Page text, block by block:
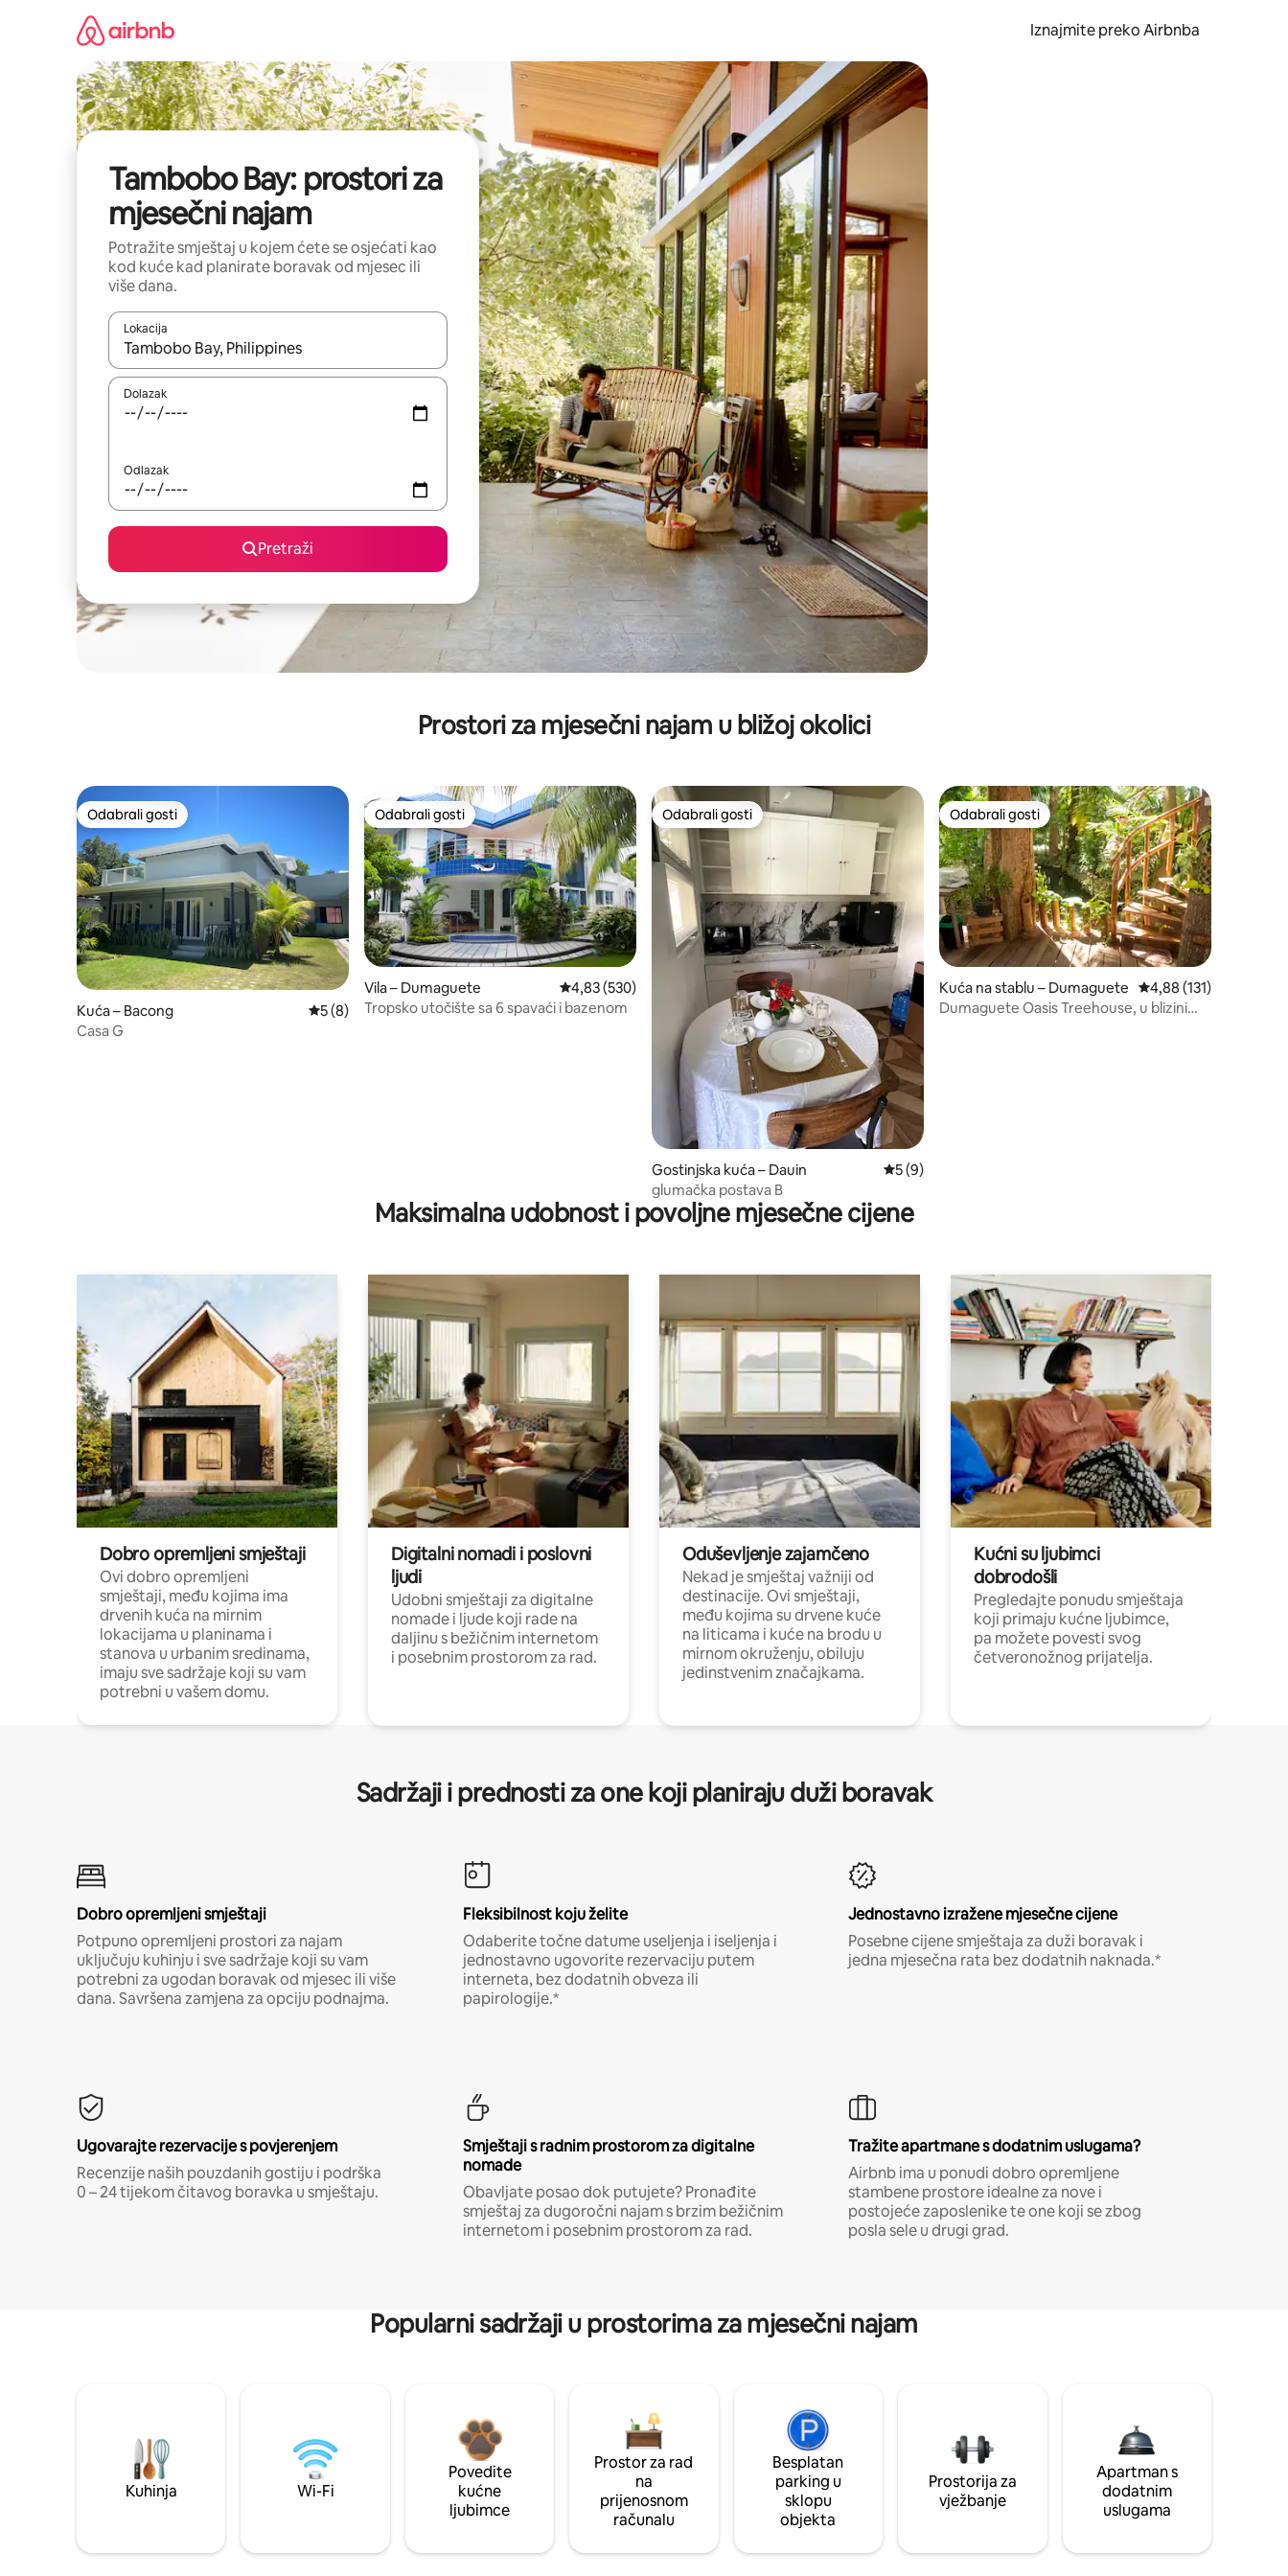
Iznajmite preko Airbnba
Tambobo Bay: prostori za
mjesečni najam
Potražite smještaj u kojem ćete se osjećati kao
kod kuće kad planirate boravak od mjesec ili
više dana.
Lokacija
Kada budu dostupni rezultati, moći ćete ih pregledati koristeći se strelicama prema gore i prema dolje, kao i dodirom ili prelaskom prstom po zaslonu.
Dolazak
Odlazak
Pretraži
Prostori za mjesečni najam u bližoj okolici
Odabrali gosti
Odabrali gosti
Kuća – Bacong Prosječna ocjena: 5/5, recenzija: 8
5 (8)
Casa G
Odabrali gosti
Odabrali gosti
Vila – Dumaguete Prosječna ocjena: 4,83/5, recenzija: 530
4,83 (530)
Tropsko utočište sa 6 spavaći i bazenom
Odabrali gosti
Odabrali gosti
Gostinjska kuća – Dauin Prosječna ocjena: 5/5, recenzija: 9
5 (9)
glumačka postava B
Odabrali gosti
Odabrali gosti
Kuća na stablu – Dumaguete Prosječna ocjena:
4,88 (131)
Dumaguete Oasis Treehouse, u blizini
Maksimalna udobnost i povoljne mjesečne cijene
Dobro opremljeni smještaji
Ovi dobro opremljeni
smještaji, među kojima ima
drvenih kuća na mirnim
lokacijama u planinama i
stanova u urbanim sredinama,
imaju sve sadržaje koji su vam
potrebni u vašem domu.
Digitalni nomadi i poslovni
ljudi
Udobni smještaji za digitalne
nomade i ljude koji rade na
daljinu s bežičnim internetom
i posebnim prostorom za rad.
Oduševljenje zajamčeno
Nekad je smještaj važniji od
destinacije. Ovi smještaji,
među kojima su drvene kuće
na liticama i kuće na brodu u
mirnom okruženju, obiluju
jedinstvenim značajkama.
Kućni su ljubimci
dobrodošli
Pregledajte ponudu smještaja
koji primaju kućne ljubimce,
pa možete povesti svog
četveronožnog prijatelja.
Sadržaji i prednosti za one koji planiraju duži boravak
Dobro opremljeni smještaji
Potpuno opremljeni prostori za najam
uključuju kuhinju i sve sadržaje koji su vam
potrebni za ugodan boravak od mjesec ili više
dana. Savršena zamjena za opciju podnajma.
Fleksibilnost koju želite
Odaberite točne datume useljenja i iseljenja i
jednostavno ugovorite rezervaciju putem
interneta, bez dodatnih obveza ili
papirologije.*
Jednostavno izražene mjesečne cijene
Posebne cijene smještaja za duži boravak i
jedna mjesečna rata bez dodatnih naknada.*
Ugovarajte rezervacije s povjerenjem
Recenzije naših pouzdanih gostiju i podrška
0 – 24 tijekom čitavog boravka u smještaju.
Smještaji s radnim prostorom za digitalne
nomade
Obavljate posao dok putujete? Pronađite
smještaj za dugoročni najam s brzim bežičnim
internetom i posebnim prostorom za rad.
Tražite apartmane s dodatnim uslugama?
Airbnb ima u ponudi dobro opremljene
stambene prostore idealne za nove i
postojeće zaposlenike te one koji se zbog
posla sele u drugi grad.
Popularni sadržaji u prostorima za mjesečni najam
Kuhinja Wi-Fi
Povedite
kućne
ljubimce
Prostor za rad
na
prijenosnom
računalu
Besplatan
parking u
sklopu
objekta
Prostorija za
vježbanje
Apartman s
dodatnim
uslugama